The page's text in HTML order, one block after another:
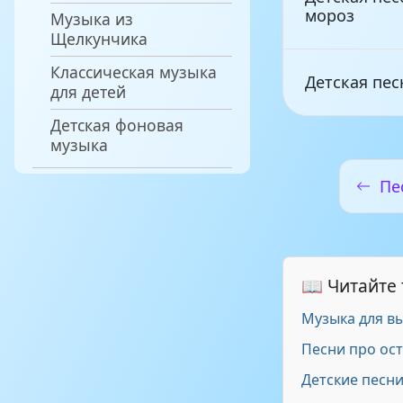
Музыка из
Щелкунчика
Классическая музыка
для детей
Детская фоновая
музыка
мороз
Детская
Детские
детские
нам
Детские
📖 Читайте
Музыка для
Песни про
Детские